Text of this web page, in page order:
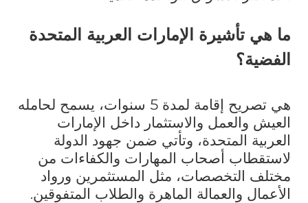
ما هي تأشيرة الإمارات العربية المتحدة
الفضية؟
هي تصريح إقامة لمدة 5 سنوات، يسمح لحامله
العيش والعمل والاستثمار داخل الإمارات
العربية المتحدة، وتأتي ضمن جهود الدولة
لاستقطاب أصحاب المهارات والكفاءات من
مختلف التخصصات، مثل المستثمرين ورواد
الأعمال والعمالة الماهرة والطلاب المتفوقين.